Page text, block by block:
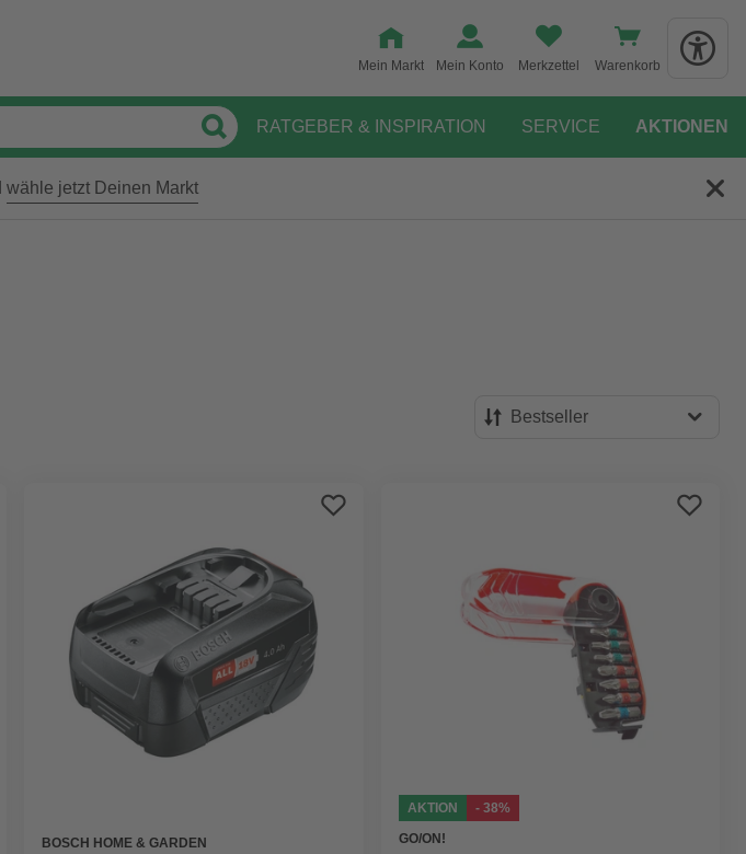
Mein Markt Mein Konto Merkzettel Warenkorb
RATGEBER & INSPIRATION SERVICE AKTIONEN
wähle jetzt Deinen Markt
Bestseller
Bewertung
BOSCH HOME & GARDEN
AKTION
- 38%
GO/ON!